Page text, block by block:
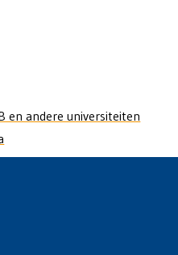
en andere universiteiten